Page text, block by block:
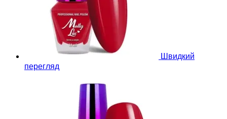
Швидкий
перегляд